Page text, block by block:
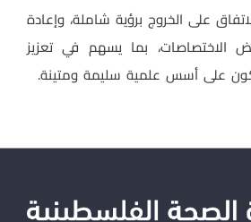
على الخروج برؤية شاملة، وإعادة
الاختصاصات، بما يسهم في تعزيز
على أسس علمية سليمة ومتينة.